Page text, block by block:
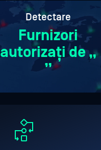
Detectare
Furnizori
autorizați de „
”